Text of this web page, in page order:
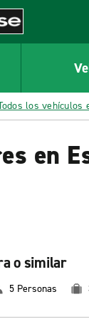
los vehículos
en
o similar
5 Personas